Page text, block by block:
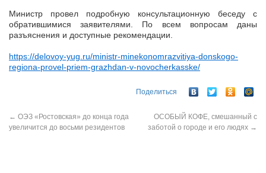
Министр провел подробную консультационную беседу с
обратившимися заявителями. По всем вопросам даны
разъяснения и доступные рекомендации.
https://delovoy-yug.ru/ministr-minekonomrazvitiya-donskogo-
regiona-provel-priem-grazhdan-v-novocherkasske/
Поделиться
← ОЭЗ «Ростовская» до конца года
увеличится до восьми резидентов
ОСОБЫЙ КОФЕ, смешанный с
заботой о городе и его людях →